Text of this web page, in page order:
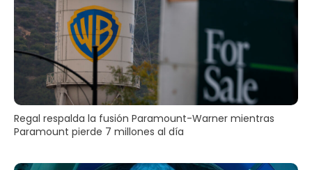
Regal respalda la fusión Paramount-Warner mientras
Paramount pierde 7 millones al día